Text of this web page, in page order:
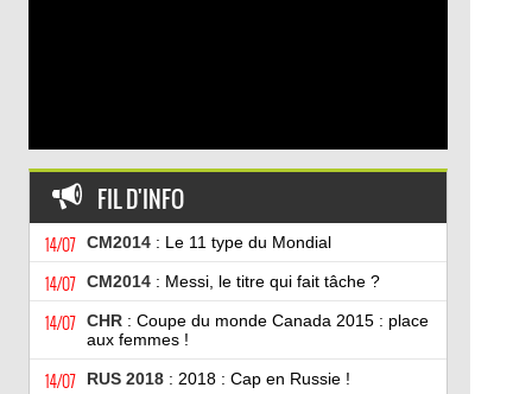
FIL D'INFO
14/07 CM2014: Le 11 type du Mondial
14/07 CM2014: Messi, le titre qui fait tâche ?
14/07 CHR: Coupe du monde Canada 2015 : place
aux femmes !
14/07 RUS 2018: 2018 : Cap en Russie !